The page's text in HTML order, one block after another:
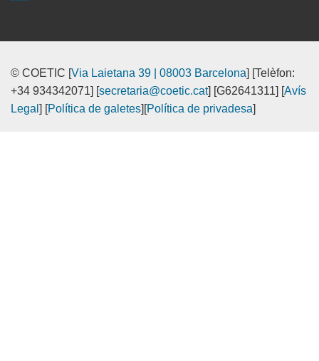
© COETIC [Via Laietana 39 | 08003 Barcelona] [Telèfon:
+34 934342071] [secretaria@coetic.cat] [G62641311] [Avís
Legal ] [Política de galetes][Política de privadesa]